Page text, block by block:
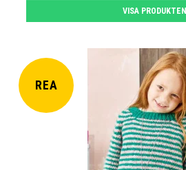
VISA PRODUKTEN
REA